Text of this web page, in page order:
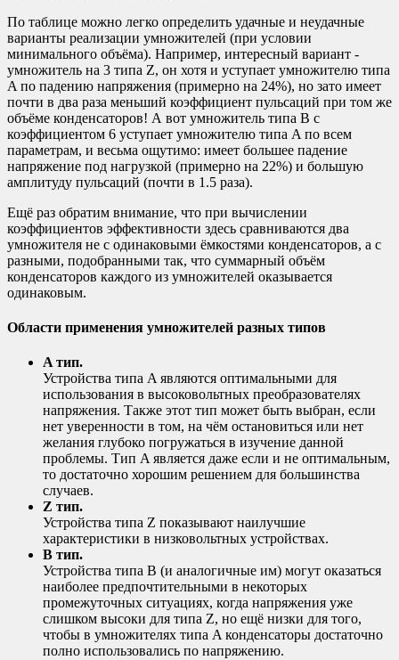
По таблице можно легко определить удачные и неудачные
варианты реализации умножителей (при условии
минимального объёма). Например, интересный вариант -
умножитель на 3 типа Z, он хотя и уступает умножителю типа
A по падению напряжения (примерно на 24%), но зато имеет
почти в два раза меньший коэффициент пульсаций при том же
объёме конденсаторов! А вот умножитель типа B с
коэффициентом 6 уступает умножителю типа A по всем
параметрам, и весьма ощутимо: имеет большее падение
напряжение под нагрузкой (примерно на 22%) и большую
амплитуду пульсаций (почти в 1.5 раза).
Ещё раз обратим внимание, что при вычислении
коэффициентов эффективности здесь сравниваются два
умножителя не с одинаковыми ёмкостями конденсаторов, а с
разными, подобранными так, что суммарный объём
конденсаторов каждого из умножителей оказывается
одинаковым.
Области применения умножителей разных типов
A тип.
Устройства типа A являются оптимальными для
использования в высоковольтных преобразователях
напряжения. Также этот тип может быть выбран, если
нет уверенности в том, на чём остановиться или нет
желания глубоко погружаться в изучение данной
проблемы. Тип A является даже если и не оптимальным,
то достаточно хорошим решением для большинства
случаев.
Z тип.
Устройства типа Z показывают наилучшие
характеристики в низковольтных устройствах.
B тип.
Устройства типа B (и аналогичные им) могут оказаться
наиболее предпочтительными в некоторых
промежуточных ситуациях, когда напряжения уже
слишком высоки для типа Z, но ещё низки для того,
чтобы в умножителях типа A конденсаторы достаточно
полно использовались по напряжению.